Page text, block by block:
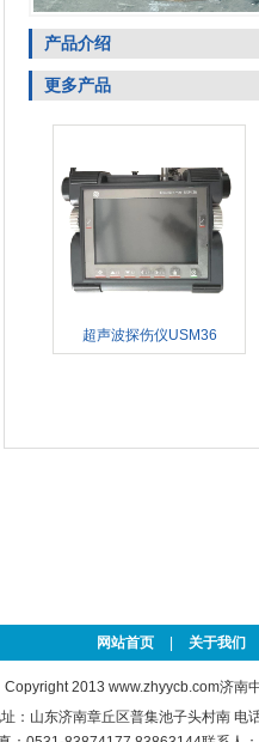
产品介绍
更多产品
超声波探伤仪USM36
网站首页 关于我们
Copyright 2013 www.zhyycb.com济南
：山东济南章丘区普集池子头村南